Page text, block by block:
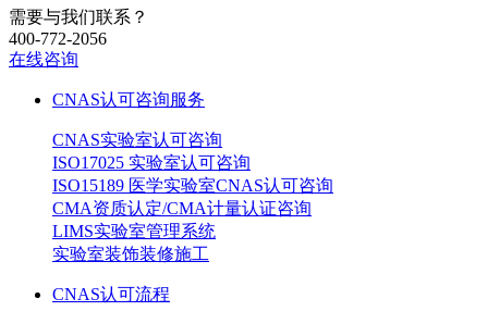
需要与我们联系？
400-772-2056
在线咨询
CNAS认可咨询服务
CNAS实验室认可咨询
ISO17025 实验室认可咨询
ISO15189 医学实验室CNAS认可咨询
CMA资质认定/CMA计量认证咨询
LIMS实验室管理系统
实验室装饰装修施工
CNAS认可流程